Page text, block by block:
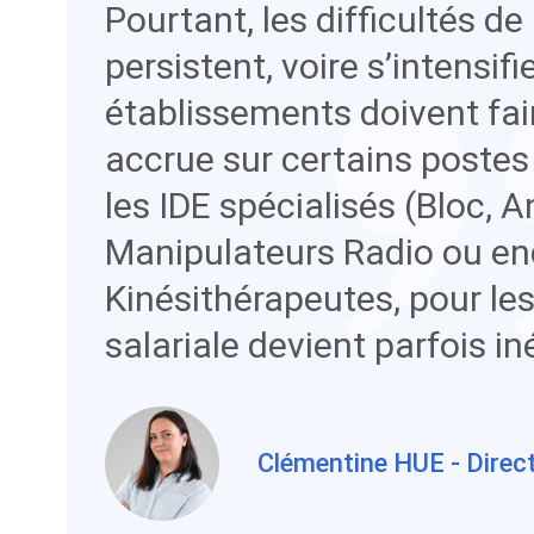
Pourtant, les difficultés
persistent, voire
établissements doivent
accrue sur certains
les IDE spécialisés (Bloc,
Manipulateurs Radio ou
Kinésithérapeutes, pour
salariale devient parfois
Clémentine HUE -